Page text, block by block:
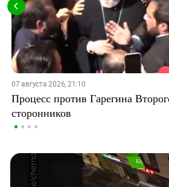
07 августа 2026, 21:10
Процесс против Гарегина
сторонников